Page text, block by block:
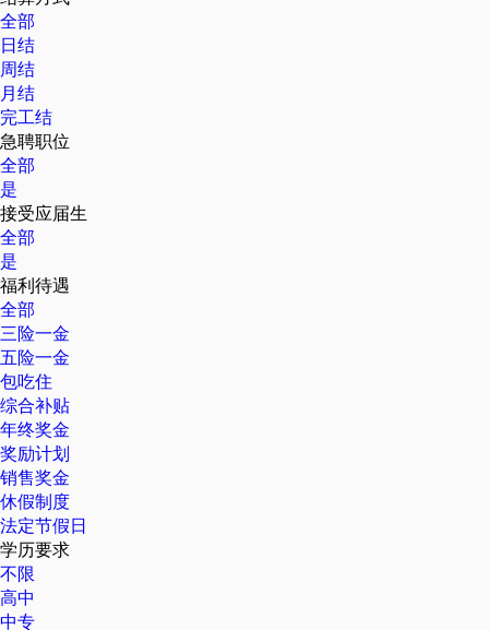
全部
日结
周结
月结
完工结
急聘职位
全部
是
接受应届生
全部
是
福利待遇
全部
三险一金
五险一金
包吃住
综合补贴
年终奖金
奖励计划
销售奖金
休假制度
法定节假日
学历要求
不限
高中
中专